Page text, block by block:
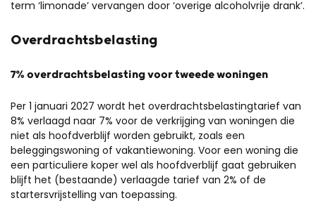
term ‘limonade’ vervangen door ‘overige alcoholvrije drank’.
Overdrachtsbelasting
7% overdrachtsbelasting voor tweede woningen
Per 1 januari 2027 wordt het overdrachtsbelastingtarief van
8% verlaagd naar 7% voor de verkrijging van woningen die
niet als hoofdverblijf worden gebruikt, zoals een
beleggingswoning of vakantiewoning. Voor een woning die
een particuliere koper wel als hoofdverblijf gaat gebruiken
blijft het (bestaande) verlaagde tarief van 2% of de
startersvrijstelling van toepassing.